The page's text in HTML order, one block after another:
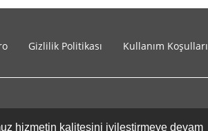
hizmetin kalitesini iyileştirmeye devam
Gizlilik Politikası Kullanım Koşulları